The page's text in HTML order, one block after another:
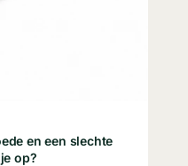
en een slechte
op?